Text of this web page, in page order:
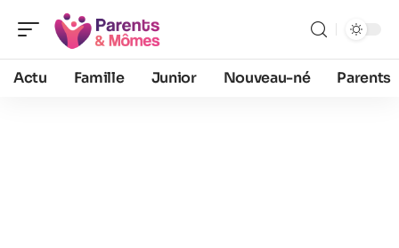
Actu Famille Junior Nouveau-né Parents